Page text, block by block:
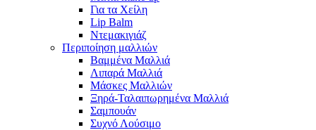
Για τα Χείλη
Lip Balm
Ντεμακιγιάζ
Περιποίηση μαλλιών
Βαμμένα Μαλλιά
Λιπαρά Μαλλιά
Μάσκες Μαλλιών
Ξηρά-Ταλαιπωρημένα Μαλλιά
Σαμπουάν
Συχνό Λούσιμο